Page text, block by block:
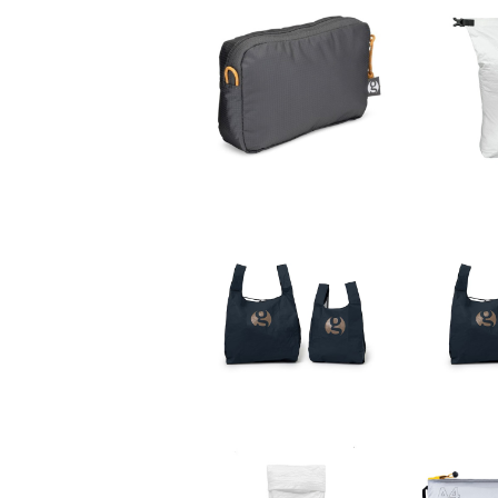
GOSSAMER GEAR／
Hipbelt Pocket／GR
¥3,520
SOLD OUT
GOSSAMER GEAR／
Tyvek® Eco Bag M
¥4,290
SOLD OUT